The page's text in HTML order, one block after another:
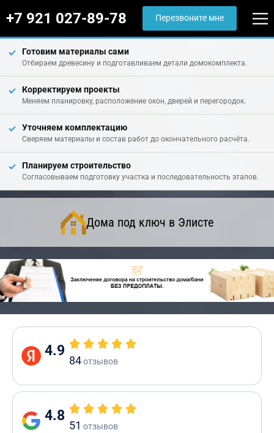
+7 921 027-89-78 Перезвоните мне
Готовим материалы сами
Отбираем древесину и подготавливаем детали домокомплекта.
Корректируем проекты
Меняем планировку, расположение окон, дверей и перегородок.
Уточняем комплектацию
Сверяем материалы и состав работ до окончательного расчёта.
Планируем строительство
Согласовываем подготовку участка и последовательность этапов.
Дома под ключ в Элисте
4.9
84отзывов
4.8
51 отзывов